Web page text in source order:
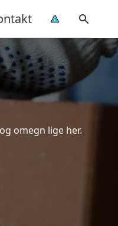
omegn lige her.